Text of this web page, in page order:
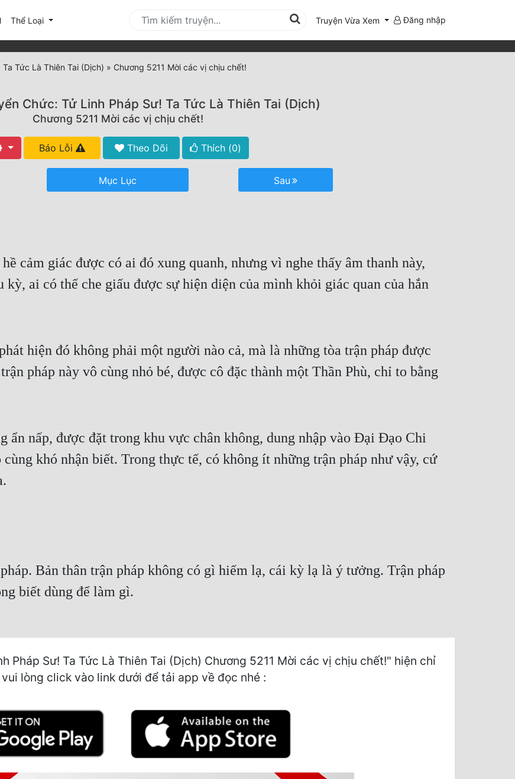
Thể Loại Truyện Vừa Xem Đăng nhập
Tức Là Thiên Tai (Dịch) » Chương 5211 Mời các vị chịu chết!
Chức: Tử Linh Pháp Sư! Ta Tức Là Thiên Tai (Dịch)
Chương 5211 Mời các vị chịu chết!
Báo Lỗi Theo Dõi Thích (0)
Mục Lục Sau
cảm giác được có ai đó xung quanh, nhưng vì nghe thấy âm thanh này,
ai có thể che giấu được sự hiện diện của mình khỏi giác quan của hắn
hiện đó không phải một người nào cả, mà là những tòa trận pháp được
pháp này vô cùng nhỏ bé, được cô đặc thành một Thần Phù, chỉ to bằng
ẩn nấp, được đặt trong khu vực chân không, dung nhập vào Đại Đạo Chi
khó nhận biết. Trong thực tế, có không ít những trận pháp như vậy, cứ
Bản thân trận pháp không có gì hiếm lạ, cái kỳ lạ là ý tưởng. Trận pháp
biết dùng để làm gì.
Pháp Sư! Ta Tức Là Thiên Tai (Dịch) Chương 5211 Mời các vị chịu chết!" hiện chỉ
lòng click vào link dưới để tải app về đọc nhé :